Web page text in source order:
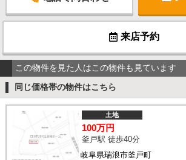
来店予約
この物件を見た人はこの物件も見ています
同じ価格帯の物件はこちら
岐阜県瑞浪市釜戸町
土地
100万円
釜戸駅 徒歩40分